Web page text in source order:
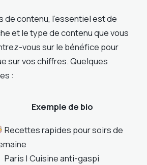
de contenu, l’essentiel est de
et le type de contenu que vous
vous sur le bénéfice pour
sur vos chiffres. Quelques
:
Exemple de bio
Recettes rapides pour soirs de
Paris | Cuisine anti-gaspi